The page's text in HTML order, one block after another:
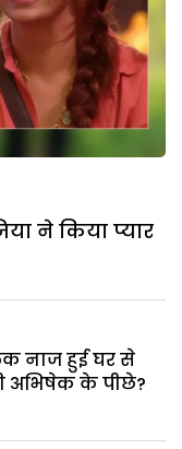
ने किया प्यार
नाज हुई घर से
अभिषेक के पीछे?